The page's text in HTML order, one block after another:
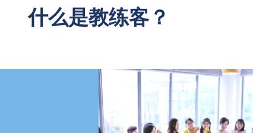
什么是教练客？